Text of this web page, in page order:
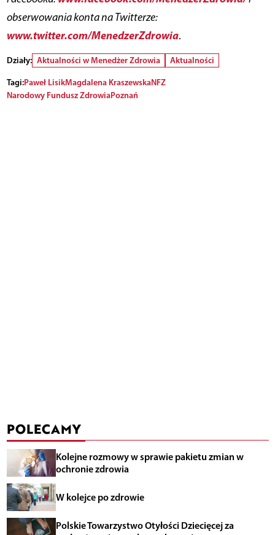
obserwowania konta na Twitterze:
www.twitter.com/MenedzerZdrowia.
Działy: Aktualności w Menedżer Zdrowia
Aktualności
Tagi:Paweł LisikMagdalena KraszewskaNFZ
Narodowy Fundusz ZdrowiaPoznań
POLECAMY
Kolejne rozmowy w sprawie pakietu zmian w
ochronie zdrowia
W kolejce po zdrowie
Polskie Towarzystwo Otyłości Dziecięcej za